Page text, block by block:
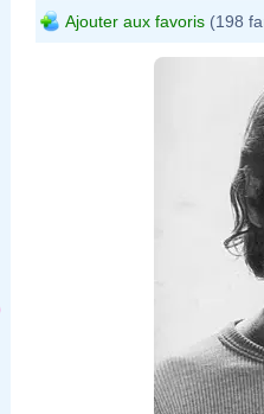
Ajouter aux favoris (198